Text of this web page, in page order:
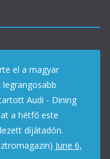
el a magyar
Audi - Dining
a hétfő este
díjátadón.
June 6,